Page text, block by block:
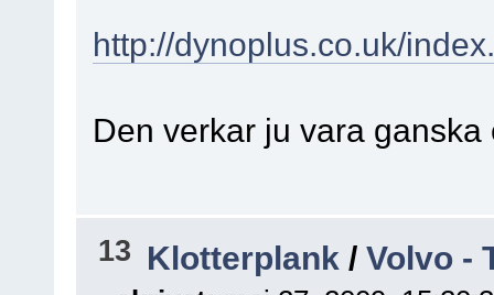
http://dynoplus.co.uk/
Den verkar ju vara
13 Klotterplank /Volvo -